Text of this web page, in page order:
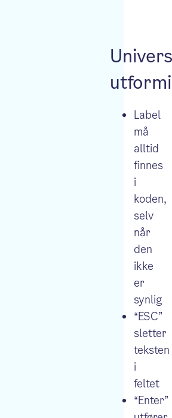
Label
må
alltid
finnes
i
koden,
selv
når
den
ikke
er
synlig
“ESC”
sletter
teksten
i
feltet
“Enter”